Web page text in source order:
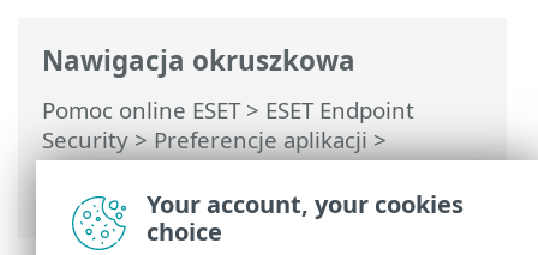
Nawigacja okruszkowa
Pomoc online ESET> ESET Endpoint
Security>Preferencje aplikacji>
Zabezpieczenia> Kontrola dostępu do
urządzeń
Your account, your cookies
choice